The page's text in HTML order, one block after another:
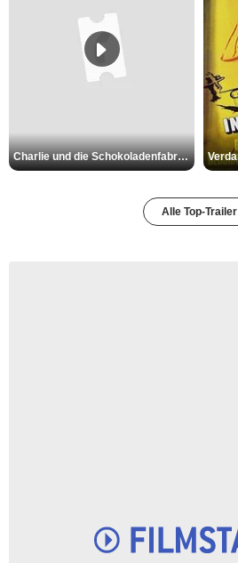
Charlie und die Schokoladenfabrik Trailer OV
Alle Top-Trailer